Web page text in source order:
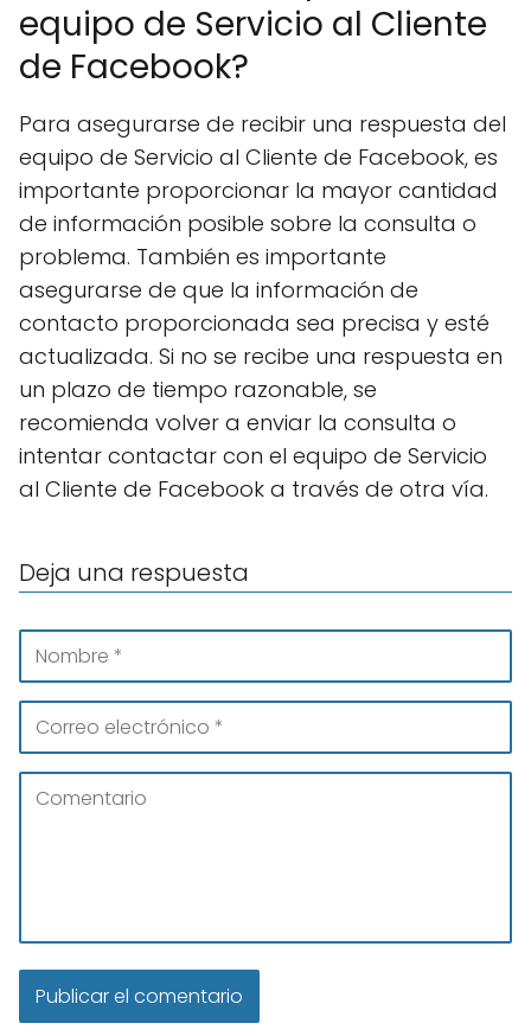
equipo de Servicio al Cliente
de Facebook?
Para asegurarse de recibir una respuesta del
equipo de Servicio al Cliente de Facebook, es
importante proporcionar la mayor cantidad
de información posible sobre la consulta o
problema. También es importante
asegurarse de que la información de
contacto proporcionada sea precisa y esté
actualizada. Si no se recibe una respuesta en
un plazo de tiempo razonable, se
recomienda volver a enviar la consulta o
intentar contactar con el equipo de Servicio
al Cliente de Facebook a través de otra vía.
Deja una respuesta